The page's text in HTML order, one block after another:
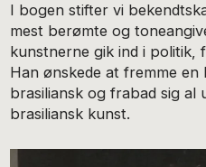
I bogen stifter vi
mest berømte og
kunstnerne gik ind i politik,
Han ønskede at fremme
brasiliansk og frabad sig al
brasiliansk kunst.